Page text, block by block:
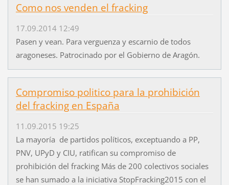
Como nos venden el fracking
17.09.2014 12:49
Pasen y vean. Para verguenza y escarnio de todos
aragoneses. Patrocinado por el Gobierno de Aragón.
Compromiso politico para la prohibición
del fracking en España
11.09.2015 19:25
La mayoría de partidos políticos, exceptuando a PP,
PNV, UPyD y CIU, ratifican su compromiso de
prohibición del fracking Más de 200 colectivos sociales
se han sumado a la iniciativa StopFracking2015 con el